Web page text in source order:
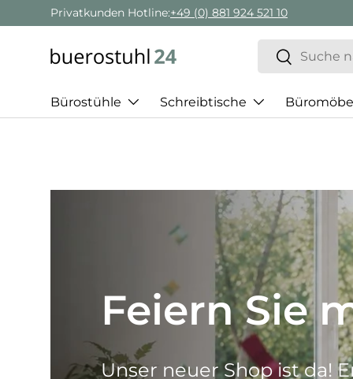
Direkt zum Inhalt
Privatkunden Hotline:+49 (0) 881 924 521 10
Suchen
Suchen
Bürostühle Schreibtische
Best of